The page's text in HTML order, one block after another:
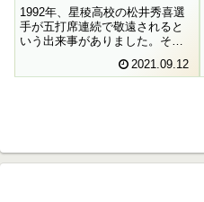
1992年、星稜高校の松井秀喜選
手が五打席連続で敬遠されると
いう出来事がありました。そし
巻き起こしました。はたしてこ
2021.09.12